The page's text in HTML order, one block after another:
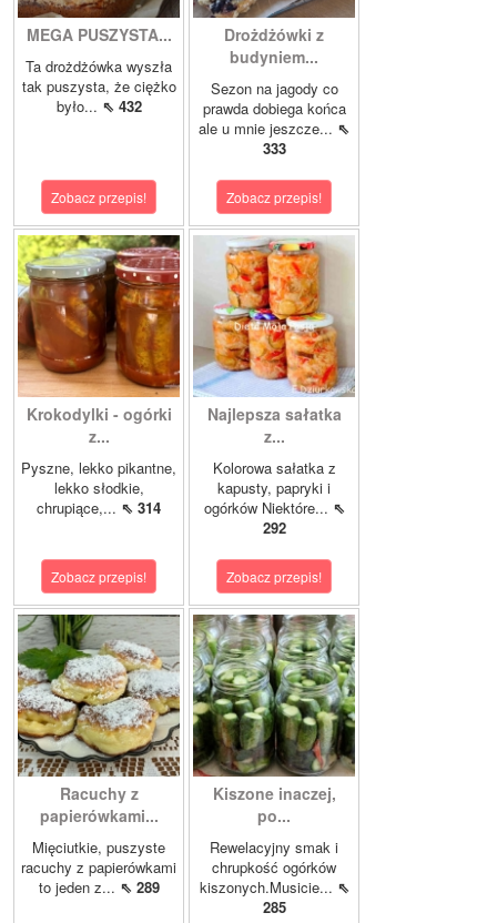
MEGA PUSZYSTA...
Ta drożdżówka wyszła
tak puszysta, że ciężko
było... ⇖ 432
Zobacz przepis!
Drożdżówki z
budyniem...
Sezon na jagody co
prawda dobiega końca
ale u mnie jeszcze... ⇖
333
Zobacz przepis!
Krokodylki - ogórki
z...
Pyszne, lekko pikantne,
lekko słodkie,
chrupiące,... ⇖ 314
Zobacz przepis!
Najlepsza sałatka
z...
Kolorowa sałatka z
kapusty, papryki i
ogórków Niektóre... ⇖
292
Zobacz przepis!
Racuchy z
papierówkami...
Mięciutkie, puszyste
racuchy z papierówkami
to jeden z... ⇖ 289
Kiszone inaczej,
po...
Rewelacyjny smak i
chrupkość ogórków
kiszonych.Musicie... ⇖
285